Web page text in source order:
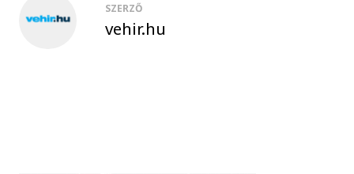
SZERZŐ
vehir.hu